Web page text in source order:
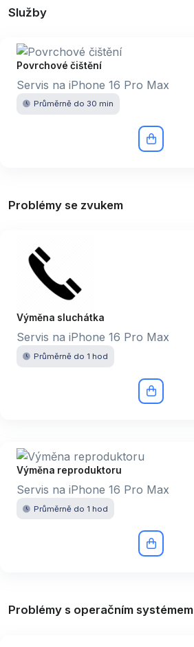
Služby
Povrchové čištění
Servis na iPhone 16 Pro Max
Průměrně do 30 min
Problémy se zvukem
Výměna sluchátka
Servis na iPhone 16 Pro Max
Průměrně do 1 hod
Výměna reproduktoru
Servis na iPhone 16 Pro Max
Průměrně do 1 hod
Problémy s operačním systémem